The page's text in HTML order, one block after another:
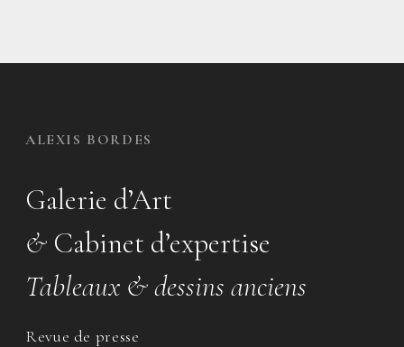
ALEXIS BORDES
Galerie d’Art
& Cabinet d’expertise
Tableaux & dessins anciens
Revue de presse